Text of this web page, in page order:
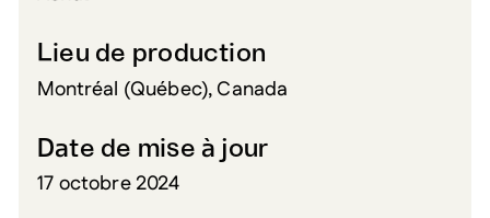
Lieu de production
Montréal (Québec), Canada
Date de mise à jour
17 octobre 2024